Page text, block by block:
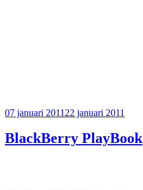
Publicerat
07 januari 2011 22 januari 2011
BlackBerry PlayBook